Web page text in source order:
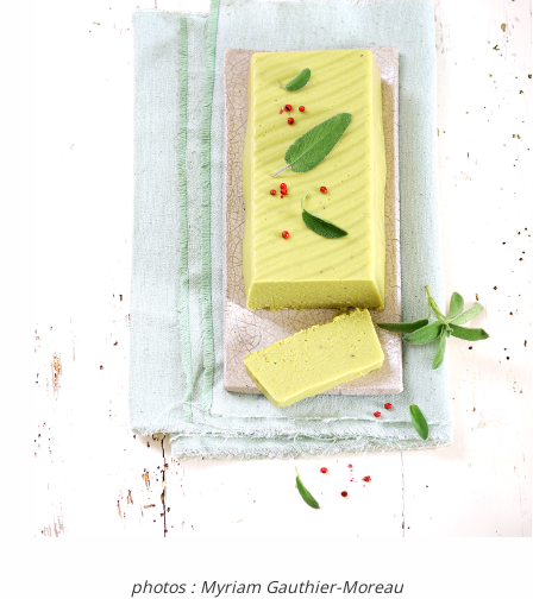
photos : Myriam Gauthier-Moreau